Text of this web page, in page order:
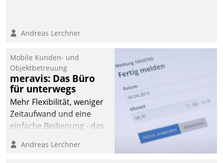
Andreas Lerchner
Mobile Kunden- und
Objektbetreuung
meravis: Das Büro
für unterwegs
Mehr Flexibilität, weniger
Zeitaufwand und eine
einfache Bedienung - das
Cockpit für mobile
Andreas Lerchner